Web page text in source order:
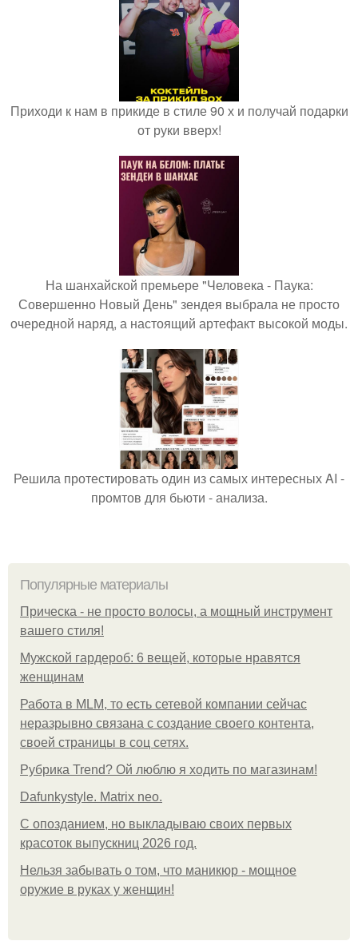
Приходи к нам в прикиде в стиле 90 х и получай подарки
от руки вверх!
На шанхайской премьере "Человека - Паука:
Совершенно Новый День" зендея выбрала не просто
очередной наряд, а настоящий артефакт высокой моды.
Решила протестировать один из самых интересных AI -
промтов для бьюти - анализа.
Популярные материалы
Прическа - не просто волосы, а мощный инструмент
вашего стиля!
Мужской гардероб: 6 вещей, которые нравятся
женщинам
Работа в MLM, то есть сетевой компании сейчас
неразрывно связана с создание своего контента,
своей страницы в соц сетях.
Рубрика Trend? Ой люблю я ходить по магазинам!
Dafunkystyle. Matrix neo.
С опозданием, но выкладываю своих первых
красоток выпускниц 2026 год.
Нельзя забывать о том, что маникюр - мощное
оружие в руках у женщин!